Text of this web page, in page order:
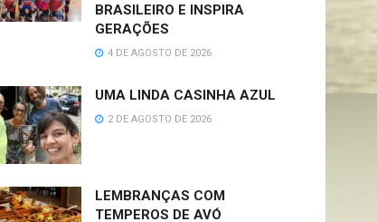
BRASILEIRO E INSPIRA
GERAÇÕES
4 DE AGOSTO DE 2026
UMA LINDA CASINHA AZUL
2 DE AGOSTO DE 2026
LEMBRANÇAS COM
TEMPEROS DE AVÓ